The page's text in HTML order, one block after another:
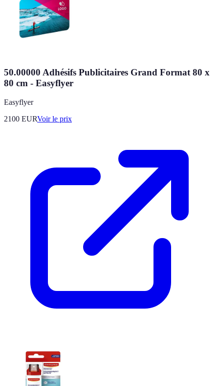
50.00000 Adhésifs Publicitaires Grand Format 80 x
80 cm - Easyflyer
Easyflyer
2100 EURVoir le prix